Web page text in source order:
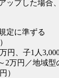
ップした場合
定に準ずる
円、子1人3,000
2万円／地域型
）